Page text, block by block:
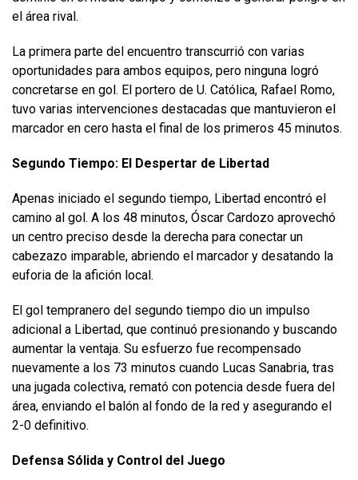
el área rival.
La primera parte del encuentro transcurrió con varias
oportunidades para ambos equipos, pero ninguna logró
concretarse en gol. El portero de U. Católica, Rafael Romo,
tuvo varias intervenciones destacadas que mantuvieron el
marcador en cero hasta el final de los primeros 45 minutos.
Segundo Tiempo: El Despertar de Libertad
Apenas iniciado el segundo tiempo, Libertad encontró el
camino al gol. A los 48 minutos, Óscar Cardozo aprovechó
un centro preciso desde la derecha para conectar un
cabezazo imparable, abriendo el marcador y desatando la
euforia de la afición local.
El gol tempranero del segundo tiempo dio un impulso
adicional a Libertad, que continuó presionando y buscando
aumentar la ventaja. Su esfuerzo fue recompensado
nuevamente a los 73 minutos cuando Lucas Sanabria, tras
una jugada colectiva, remató con potencia desde fuera del
área, enviando el balón al fondo de la red y asegurando el
2-0 definitivo.
Defensa Sólida y Control del Juego